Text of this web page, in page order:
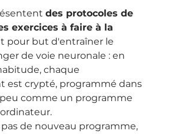
des protocoles de
exercices à faire à la
pour but d'entraîner le
de voie neuronale : en
chaque
est crypté, programmé dans
peu comme un programme
de nouveau programme,